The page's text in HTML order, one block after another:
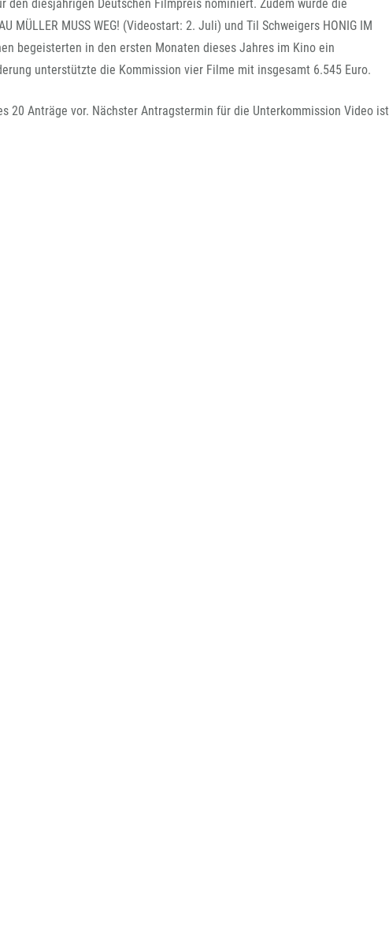
diesjährigen Deutschen Filmpreis nominiert. Zudem wurde die
MÜLLER MUSS WEG! (Videostart: 2. Juli) und Til Schweigers HONIG IM
begeisterten in den ersten Monaten dieses Jahres im Kino ein
unterstützte die Kommission vier Filme mit insgesamt 6.545 Euro.
20 Anträge vor. Nächster Antragstermin für die Unterkommission Video ist